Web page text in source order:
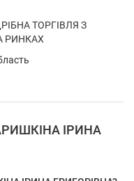
ТОРГІВЛЯ З
РИНКАХ
ІРИНА